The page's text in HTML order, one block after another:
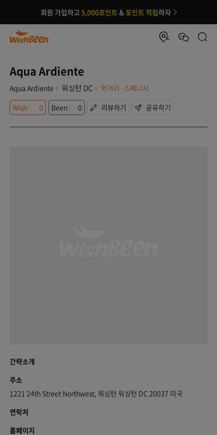
회원 가입하고 5,000포인트 &포인트 적립하자
Aqua Ardiente
Aqua Ardiente 워싱턴 DC
먹거리·스페니시
Wish
0 Been 0 리뷰하기 공유하기
간략소개
주소
1221 24th Street Northwest, 워싱턴 워싱턴 DC 20037 미국
연락처
홈페이지